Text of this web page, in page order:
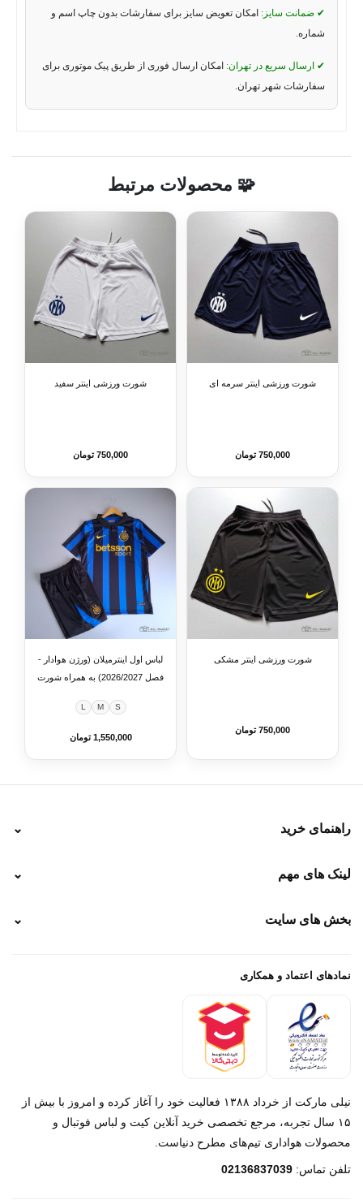
✔ ضمانت سایز: امکان تعویض سایز برای سفارشات بدون چاپ اسم و
شماره.
✔ ارسال سریع در تهران: امکان ارسال فوری از طریق پیک موتوری برای
سفارشات شهر تهران.
🧩 محصولات مرتبط
شورت ورزشی اینتر سرمه ای
750,000 تومان
شورت ورزشی اینتر سفید
750,000 تومان
شورت ورزشی اینتر مشکی
750,000 تومان
لباس اول اینترمیلان (ورژن هوادار -
فصل 2026/2027) به همراه شورت
S
M
L
1,550,000 تومان
راهنمای خرید ⌄
نحوه پرداخت
راهنمای سفارش
لینک های مهم ⌄
رهگیری تیپاکس
خرید لباس جدید بارسلونا 2025/2026
بخش های سایت ⌄
پرداخت باز
تماس با ما
نمادهای اعتماد و همکاری
نیلی مارکت از خرداد ۱۳۸۸ فعالیت خود را آغاز کرده و امروز با بیش از
۱۵ سال تجربه، مرجع تخصصی خرید آنلاین کیت و لباس فوتبال و
محصولات هواداری تیم‌های مطرح دنیاست.
تلفن تماس: 02136837039
پشتیبانی روبیکا‌